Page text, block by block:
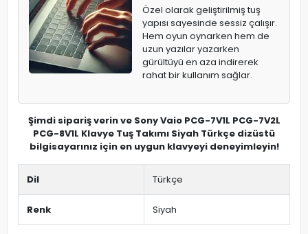
Özel olarak geliştirilmiş tuş
yapısı sayesinde sessiz çalışır.
Hem oyun oynarken hem de
uzun yazılar yazarken
gürültüyü en aza indirerek
rahat bir kullanım sağlar.
Şimdi sipariş verin ve Sony Vaio PCG-7V1L PCG-7V2L
PCG-8V1L Klavye Tuş Takımı Siyah Türkçe dizüstü
bilgisayarınız için en uygun klavyeyi deneyimleyin!
Dil Türkçe
Renk Siyah